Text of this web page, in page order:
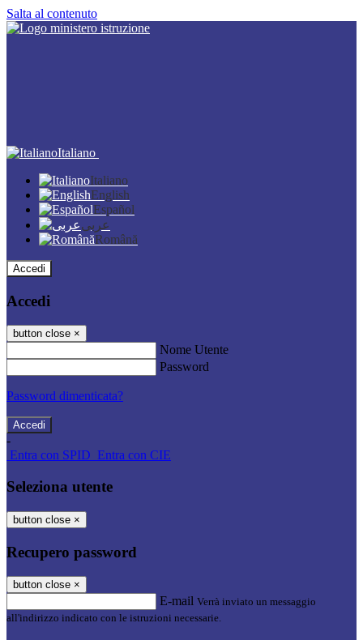
Salta al contenuto
Italiano
Italiano
English
Español
عربى
Română
Accedi
Accedi
button close ×
Nome Utente
Password
Password dimenticata?
-
Entra con SPID Entra con CIE
Seleziona utente
button close ×
Recupero password
button close ×
E-mail Verrà inviato un messaggio
all'indirizzo indicato con le istruzioni necessarie.